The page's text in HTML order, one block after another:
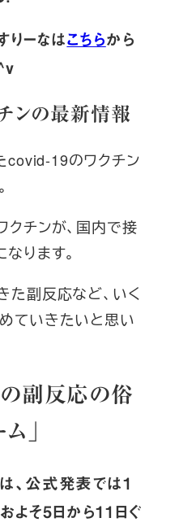
りーなはこちらから
ンの最新情報
covid-19のワクチン
クチンが、国内で接
ります。
た副反応など、いく
ていきたいと思い
副反応の俗
」
、公式発表では1
よそ5日から11日ぐ